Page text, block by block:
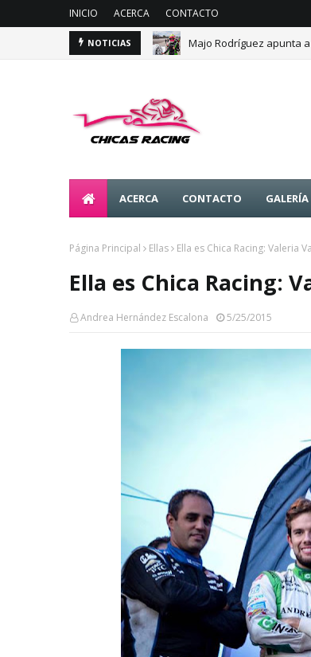
INICIO ACERCA CONTACTO
NOTICIAS Majo Rodríguez apunta
ACERCA CONTACTO GALERÍA
Página Principal Ellas Ella es Chica Racing: Valeria
Ella es Chica Racing:
Andrea Hernández Escalona 5/25/2015